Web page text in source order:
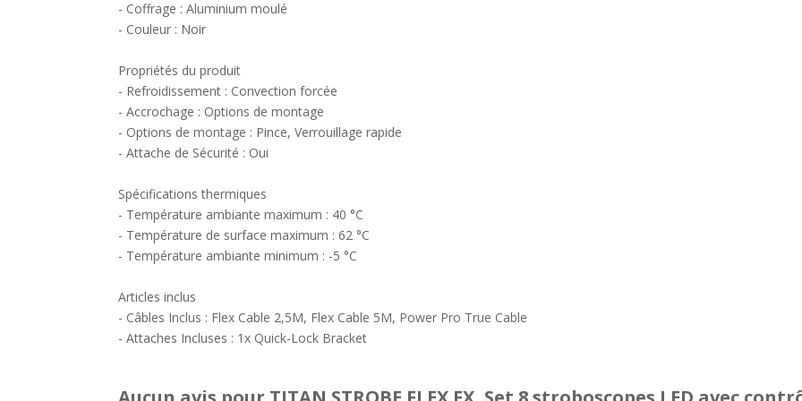
- Coffrage : Aluminium moulé
- Couleur : Noir
Propriétés du produit
- Refroidissement : Convection forcée
- Accrochage : Options de montage
- Options de montage : Pince, Verrouillage rapide
- Attache de Sécurité : Oui
Spécifications thermiques
- Température ambiante maximum : 40 °C
- Température de surface maximum : 62 °C
- Température ambiante minimum : -5 °C
Articles inclus
- Câbles Inclus : Flex Cable 2,5M, Flex Cable 5M, Power Pro True Cable
- Attaches Incluses : 1x Quick-Lock Bracket